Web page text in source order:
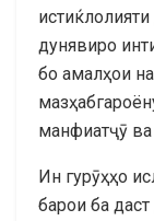
дунявиро
бо амалҳои
манфиатҷӯ ва
Ин гурӯҳҳо
барои ба